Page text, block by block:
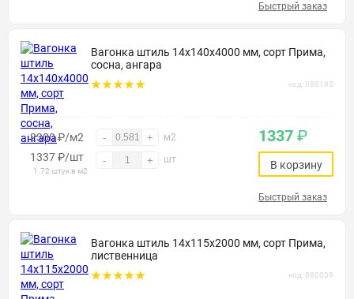
Быстрый заказ
Вагонка штиль 14х140х4000 мм, сорт Прима,
сосна, ангара
код: 080195
2300 ₽/м2 - + м2
1337₽/шт
1.72 штук в м2
- + шт
1337 ₽
В корзину
Быстрый заказ
Вагонка штиль 14х115х2000 мм, сорт Прима,
лиственница
код: 080039